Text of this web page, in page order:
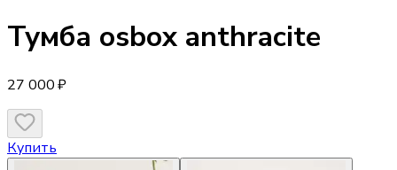
Тумба osbox anthracite
27 000 ₽
Купить